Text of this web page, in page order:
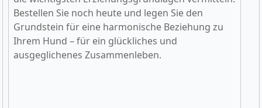
Bestellen Sie noch heute und legen Sie den
Grundstein für eine harmonische Beziehung zu
Ihrem Hund – für ein glückliches und
ausgeglichenes Zusammenleben.